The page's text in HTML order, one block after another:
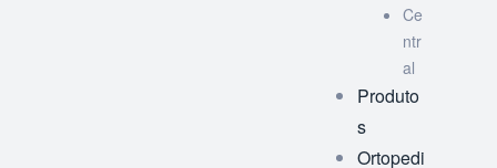
Ce
ntr
al
Produto
s
Ortopedi